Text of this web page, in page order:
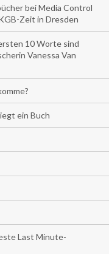
bei Media Control
Zeit in Dresden
10 Worte sind
Vanessa Van
ein Buch
Last Minute-